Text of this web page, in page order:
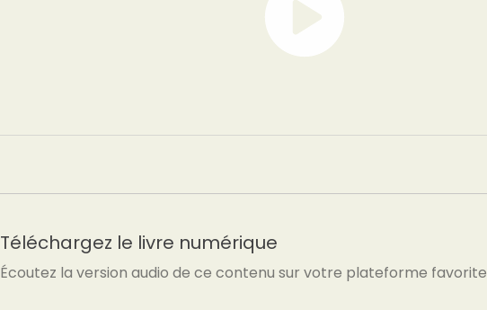
Téléchargez le livre numérique
Écoutez la version audio de ce contenu sur votre plateforme favorite